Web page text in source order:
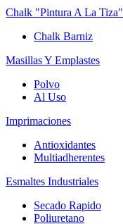
Chalk "Pintura A La Tiza"
Chalk Barniz
Masillas Y Emplastes
Polvo
Al Uso
Imprimaciones
Antioxidantes
Multiadherentes
Esmaltes Industriales
Secado Rapido
Poliuretano